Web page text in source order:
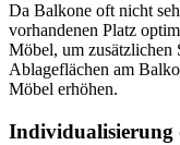
Da Balkone oft nicht
vorhandenen Platz
Möbel, um zusätzlichen
Ablageflächen am
Möbel erhöhen.
Individualisierung